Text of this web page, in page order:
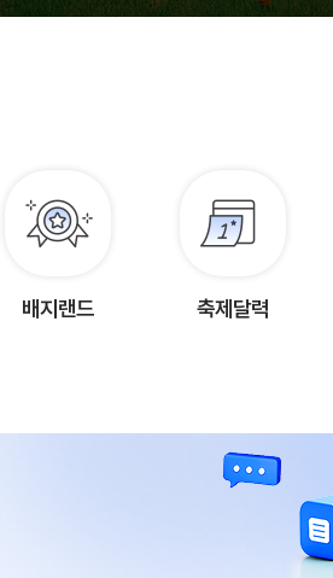
배지랜드 축제달력